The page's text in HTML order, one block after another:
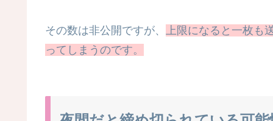
その数は非公開ですが、 上限になると一枚も
ってしまうのです。